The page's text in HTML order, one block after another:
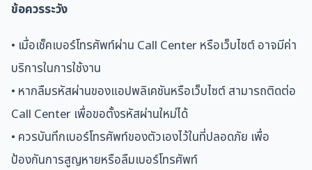
ข้อควรระวัง
• เมื่อเช็คเบอร์โทรศัพท์ผ่าน Call Center หรือเว็บไซต์ อาจมีค่า
บริการในการใช้งาน
• หากลืมรหัสผ่านของแอปพลิเคชันหรือเว็บไซต์ สามารถติดต่อ
Call Center เพื่อขอตั้งรหัสผ่านใหม่ได้
• ควรบันทึกเบอร์โทรศัพท์ของตัวเองไว้ในที่ปลอดภัย เพื่อ
ป้องกันการสูญหายหรือลืมเบอร์โทรศัพท์